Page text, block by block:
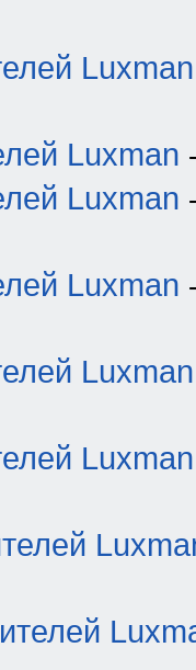
Luxman
Luxman
Luxman
Luxman
Luxman
Luxman